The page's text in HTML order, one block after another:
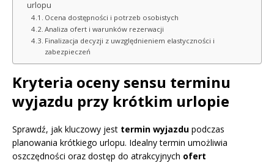
urlopu
Ocena dostępności i potrzeb osobistych
Analiza ofert i warunków rezerwacji
Finalizacja decyzji z uwzględnieniem elastyczności i
zabezpieczeń
Kryteria oceny sensu terminu
wyjazdu przy krótkim urlopie
Sprawdź, jak kluczowy jest termin wyjazdu podczas
planowania krótkiego urlopu. Idealny termin umożliwia
oszczędności oraz dostęp do atrakcyjnych ofert